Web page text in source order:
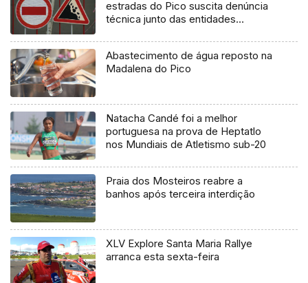
estradas do Pico suscita denúncia
técnica junto das entidades
Abastecimento de água reposto na
Madalena do Pico
Natacha Candé foi a melhor
portuguesa na prova de Heptatlo
nos Mundiais de Atletismo sub-20
Praia dos Mosteiros reabre a
banhos após terceira interdição
XLV Explore Santa Maria Rallye
arranca esta sexta-feira